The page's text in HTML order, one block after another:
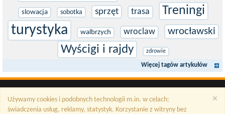
slowacja sobotka sprzęt trasa Treningi
turystyka walbrzych wroclaw wrocławski
Wyścigi i rajdy zdrowie
Więcej tagów artykułów
×
Używamy cookies i podobnych technologii m.in. w celach:
świadczenia usług, reklamy, statystyk. Korzystanie z witryny bez